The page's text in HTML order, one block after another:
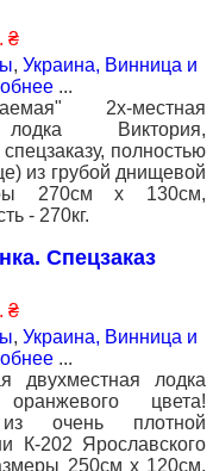
₴
, Украина, Винница и
...
2х-местная
Виктория,
полностью
из грубой днищевой
270см х 130см,
- 270кг.
Спецзаказ
₴
, Украина, Винница и
...
двухместная лодка
цвета!
из очень плотной
К-202 Ярославского
250см х 120см,